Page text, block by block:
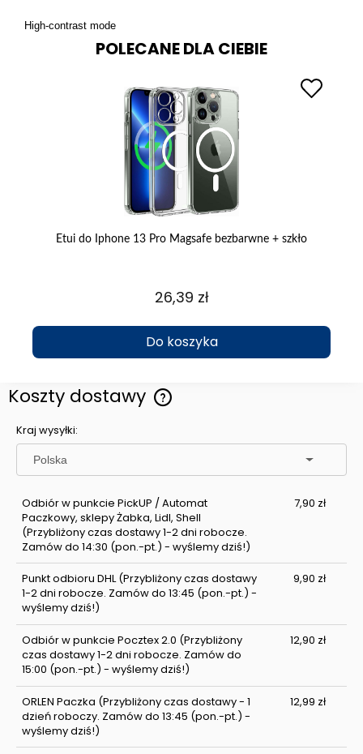
High-contrast mode
POLECANE DLA CIEBIE
Etui do Iphone 13 Pro Magsafe bezbarwne + szkło
26,39 zł
Do koszyka
Koszty dostawy
Cena nie zawiera ewentualnych kosztów płatności
Kraj wysyłki:
Odbiór w punkcie PickUP / Automat
Paczkowy, sklepy Żabka, Lidl, Shell
(Przybliżony czas dostawy 1-2 dni robocze.
Zamów do 14:30 (pon.-pt.) - wyślemy dziś!)
7,90 zł
Punkt odbioru DHL(Przybliżony czas dostawy
1-2 dni robocze. Zamów do 13:45 (pon.-pt.) -
wyślemy dziś!)
9,90 zł
Odbiór w punkcie Pocztex 2.0 (Przybliżony
czas dostawy 1-2 dni robocze. Zamów do
15:00 (pon.-pt.) - wyślemy dziś!)
12,90 zł
ORLEN Paczka (Przybliżony czas dostawy - 1
dzień roboczy. Zamów do 13:45 (pon.-pt.) -
wyślemy dziś!)
12,99 zł